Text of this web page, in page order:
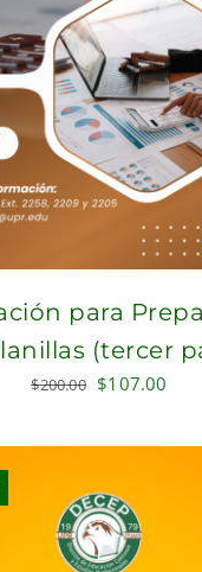
para
(tercer
$200.00 Original
was:
$107.00
is: